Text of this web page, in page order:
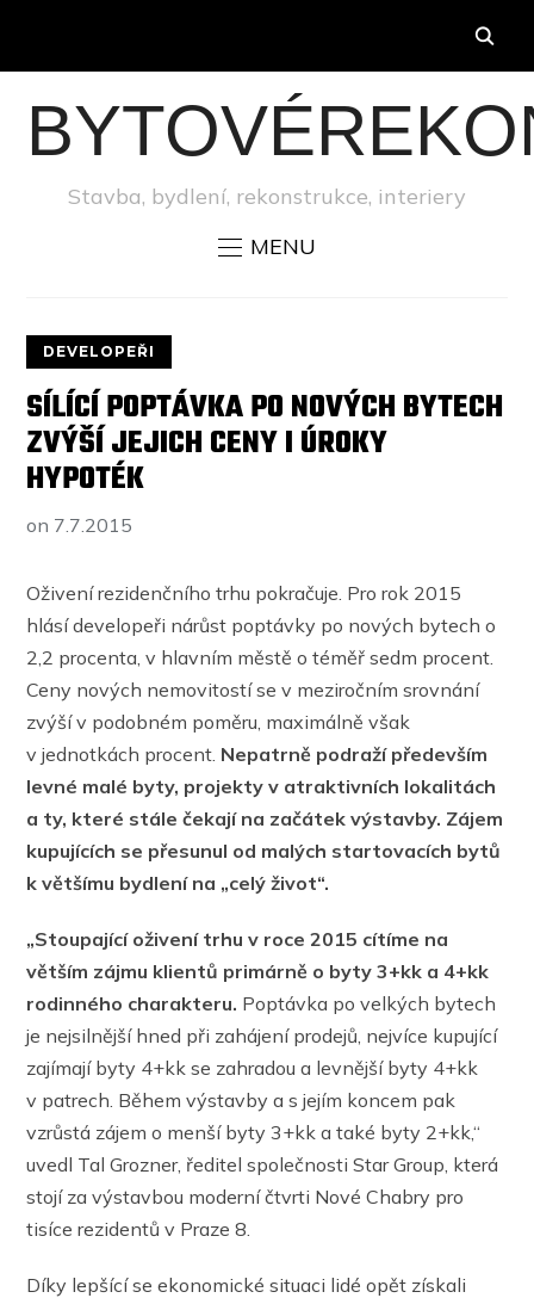
Stavba, bydlení, rekonstrukce, interiery
MENU
DEVELOPEŘI
SÍLÍCÍ POPTÁVKA PO NOVÝCH BYTECH
ZVÝŠÍ JEJICH CENY I ÚROKY
HYPOTÉK
on 7.7.2015
Oživení rezidenčního trhu pokračuje. Pro rok 2015
hlásí developeři nárůst poptávky po nových bytech o
2,2 procenta, v hlavním městě o téměř sedm procent.
Ceny nových nemovitostí se v meziročním srovnání
zvýší v podobném poměru, maximálně však
v jednotkách procent. Nepatrně podraží především
levné malé byty, projekty v atraktivních lokalitách
a ty, které stále čekají na začátek výstavby. Zájem
kupujících se přesunul od malých startovacích bytů
k většímu bydlení na „celý život“.
„Stoupající oživení trhu v roce 2015 cítíme na
větším zájmu klientů primárně o byty 3+kk a 4+kk
rodinného charakteru. Poptávka po velkých bytech
je nejsilnější hned při zahájení prodejů, nejvíce kupující
zajímají byty 4+kk se zahradou a levnější byty 4+kk
v patrech. Během výstavby a s jejím koncem pak
vzrůstá zájem o menší byty 3+kk a také byty 2+kk,“
uvedl Tal Grozner, ředitel společnosti Star Group, která
stojí za výstavbou moderní čtvrti Nové Chabry pro
tisíce rezidentů v Praze 8.
Díky lepšící se ekonomické situaci lidé opět získali